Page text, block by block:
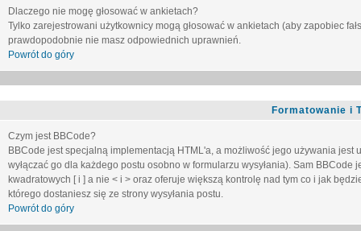
Dlaczego nie mogę głosować w ankietach?
Tylko zarejestrowani użytkownicy mogą głosować w ankietach (aby zapobiec
prawdopodobnie nie masz odpowiednich uprawnień.
Powrót do góry
Formatowanie i
Czym jest BBCode?
BBCode jest specjalną implementacją HTML'a, a możliwość jego używania
wyłączać go dla każdego postu osobno w formularzu wysyłania). Sam
kwadratowych [ i ] a nie < i > oraz oferuje większą kontrolę nad tym co i jak
którego dostaniesz się ze strony wysyłania postu.
Powrót do góry